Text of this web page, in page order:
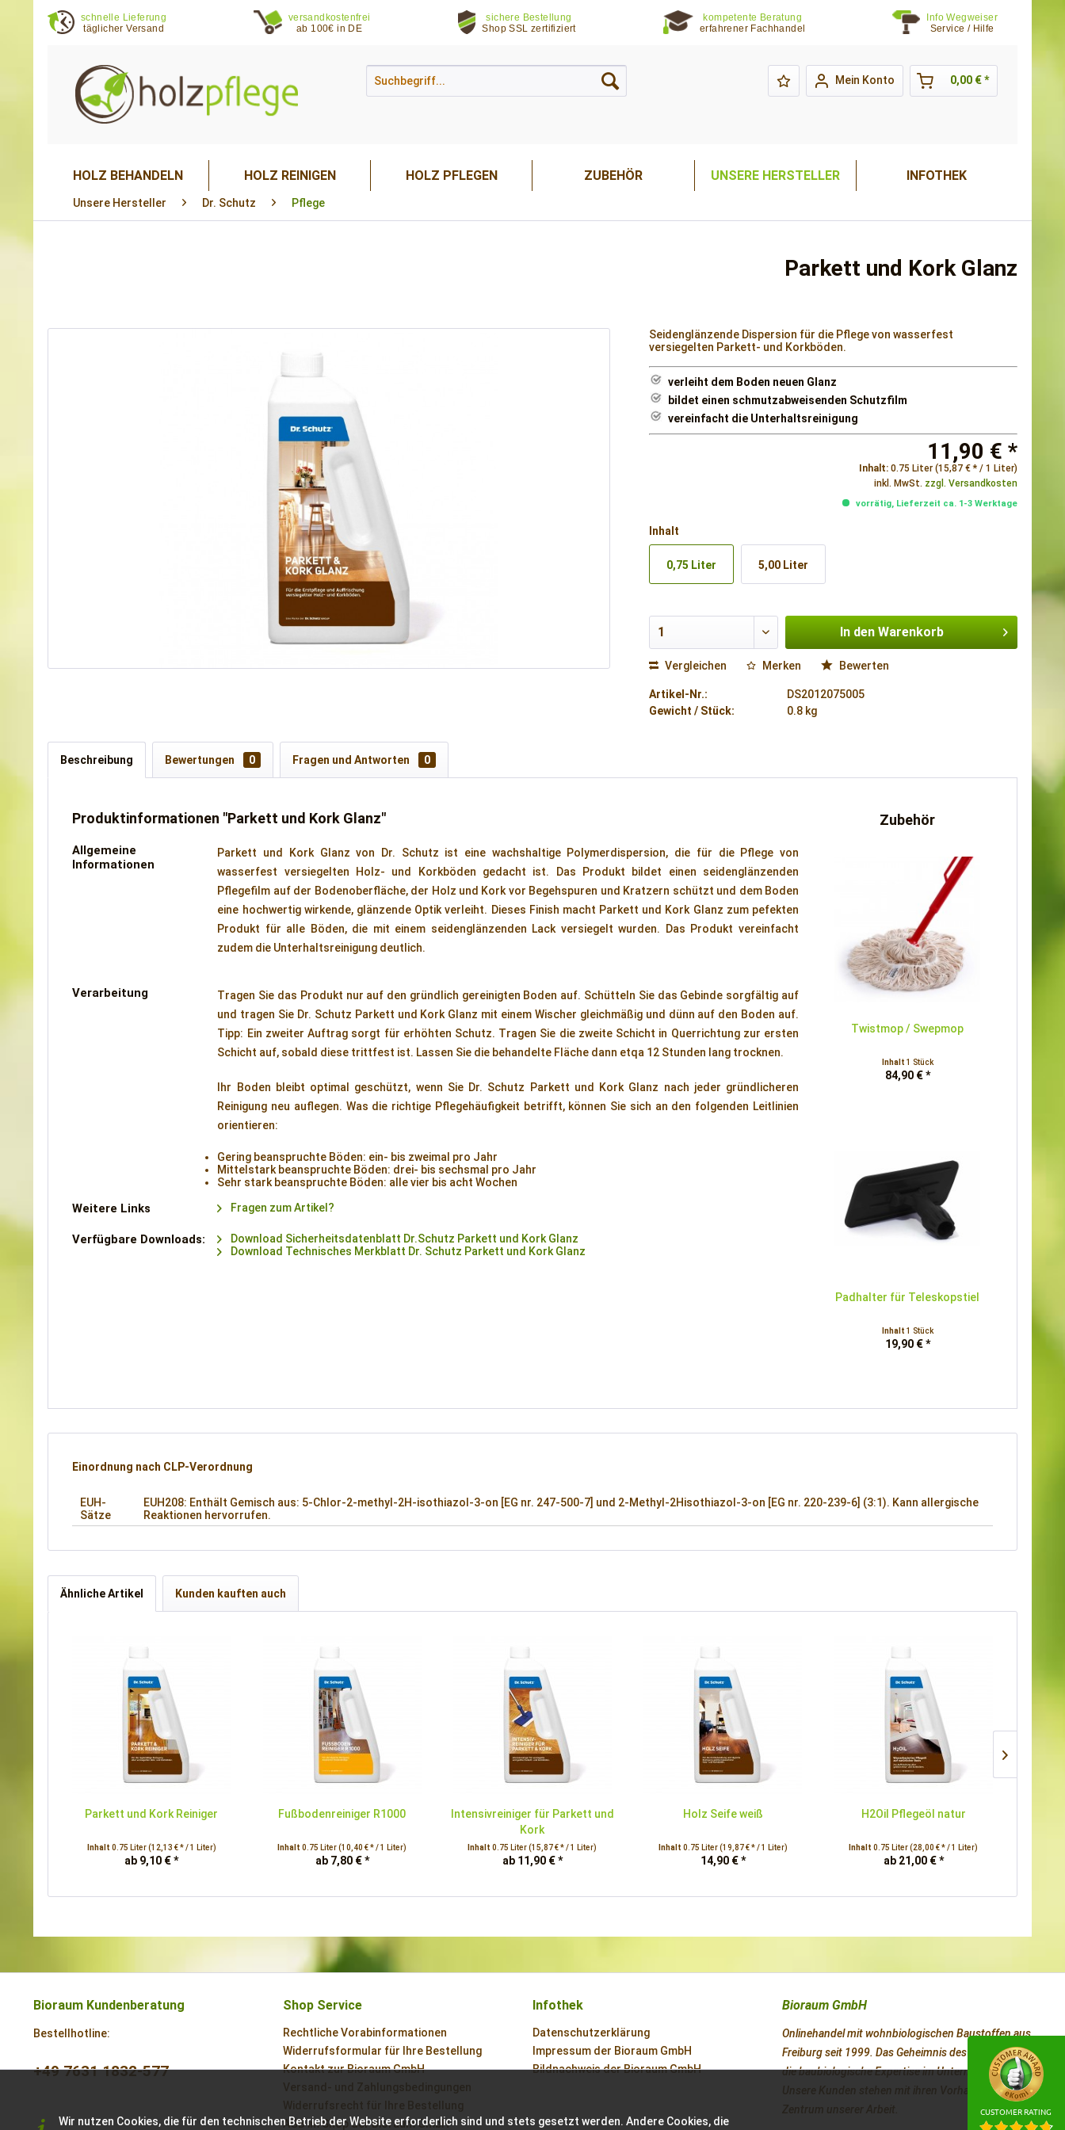
schnelle Lieferung
täglicher Versand
versandkostenfrei
ab 100€ in DE
sichere Bestellung
Shop SSL zertifiziert
kompetente Beratung
erfahrener Fachhandel
Info Wegweiser
Service / Hilfe
Mein Konto 0,00 € *
HOLZ BEHANDELN HOLZ REINIGEN HOLZ PFLEGEN ZUBEHÖR UNSERE HERSTELLER INFOTHEK
Unsere Hersteller Dr. Schutz Pflege
Parkett und Kork Glanz
Seidenglänzende Dispersion für die Pflege von wasserfest
versiegelten Parkett- und Korkböden.
verleiht dem Boden neuen Glanz
bildet einen schmutzabweisenden Schutzfilm
vereinfacht die Unterhaltsreinigung
11,90 € *
Inhalt: 0.75 Liter (15,87 € * / 1 Liter)
inkl. MwSt. zzgl. Versandkosten
vorrätig, Lieferzeit ca. 1-3 Werktage
Inhalt
0,75 Liter 5,00 Liter
In den Warenkorb
Vergleichen Merken Bewerten
Artikel-Nr.:
DS2012075005
Gewicht / Stück:
0.8 kg
Beschreibung Bewertungen 0 Fragen und Antworten 0
Produktinformationen "Parkett und Kork Glanz"
Allgemeine
Informationen
Parkett und Kork Glanz von Dr. Schutz ist eine wachshaltige Polymerdispersion, die für die Pflege von
wasserfest versiegelten Holz- und Korkböden gedacht ist. Das Produkt bildet einen seidenglänzenden
Pflegefilm auf der Bodenoberfläche, der Holz und Kork vor Begehspuren und Kratzern schützt und dem Boden
eine hochwertig wirkende, glänzende Optik verleiht. Dieses Finish macht Parkett und Kork Glanz zum pefekten
Produkt für alle Böden, die mit einem seidenglänzenden Lack versiegelt wurden. Das Produkt vereinfacht
zudem die Unterhaltsreinigung deutlich.
Verarbeitung
Tragen Sie das Produkt nur auf den gründlich gereinigten Boden auf. Schütteln Sie das Gebinde sorgfältig auf
und tragen Sie Dr. Schutz Parkett und Kork Glanz mit einem Wischer gleichmäßig und dünn auf den Boden auf.
Tipp: Ein zweiter Auftrag sorgt für erhöhten Schutz. Tragen Sie die zweite Schicht in Querrichtung zur ersten
Schicht auf, sobald diese trittfest ist. Lassen Sie die behandelte Fläche dann etqa 12 Stunden lang trocknen.
Ihr Boden bleibt optimal geschützt, wenn Sie Dr. Schutz Parkett und Kork Glanz nach jeder gründlicheren
Reinigung neu auflegen. Was die richtige Pflegehäufigkeit betrifft, können Sie sich an den folgenden Leitlinien
orientieren:
Gering beanspruchte Böden: ein- bis zweimal pro Jahr
Mittelstark beanspruchte Böden: drei- bis sechsmal pro Jahr
Sehr stark beanspruchte Böden: alle vier bis acht Wochen
Weitere Links Fragen zum Artikel?
Verfügbare Downloads:
Download Sicherheitsdatenblatt Dr.Schutz Parkett und Kork Glanz
Download Technisches Merkblatt Dr. Schutz Parkett und Kork Glanz
Zubehör
Twistmop / Swepmop
Inhalt 1 Stück
84,90 € *
Padhalter für Teleskopstiel
Inhalt 1 Stück
19,90 € *
Einordnung nach CLP-Verordnung
EUH-
Sätze
EUH208: Enthält Gemisch aus: 5-Chlor-2-methyl-2H-isothiazol-3-on [EG nr. 247-500-7] und 2-Methyl-2Hisothiazol-3-on [EG nr. 220-239-6] (3:1). Kann allergische
Reaktionen hervorrufen.
Ähnliche Artikel Kunden kauften auch
Parkett und Kork Reiniger
Inhalt 0.75 Liter(12,13 € * / 1 Liter)
ab 9,10 € *
Fußbodenreiniger R1000
Inhalt0.75 Liter(10,40 € * / 1 Liter)
ab 7,80 € *
Intensivreiniger für Parkett und
Kork
Inhalt0.75 Liter(15,87 € * / 1 Liter)
ab 11,90 € *
Holz Seife weiß
Inhalt 0.75 Liter(19,87 € * / 1 Liter)
14,90 € *
H2Oil Pflegeöl natur
Inhalt0.75 Liter(28,00 € * / 1 Liter)
ab 21,00 € *
Bioraum Kundenberatung
Bestellhotline:
+49 7631 1832-577
Shop Service
Rechtliche Vorabinformationen
Widerrufsformular für Ihre Bestellung
Kontakt zur Bioraum GmbH
Versand- und Zahlungsbedingungen
Widerrufsrecht für Ihre Bestellung
AGB im Shop der Bioraum GmbH
Infothek
Datenschutzerklärung
Impressum der Bioraum GmbH
Bildnachweis der Bioraum GmbH
Bioraum GmbH
Onlinehandel mit wohnbiologischen Baustoffen aus
Freiburg seit 1999. Das Geheimnis des Erfolges ist
die baubiologische Expertise im Unternehmen.
Unsere Kunden stehen mit ihren Vorhaben im
Zentrum unserer Arbeit.
Wir nutzen Cookies, die für den technischen Betrieb der Website erforderlich sind und stets gesetzt werden. Andere Cookies, die
CUSTOMER RATING